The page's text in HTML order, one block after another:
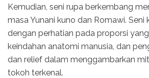
Kemudian, seni rupa berkembang
masa Yunani kuno dan Romawi. Seni
dengan perhatian pada proporsi
keindahan anatomi manusia, dan
dan relief dalam menggambarkan
tokoh terkenal.